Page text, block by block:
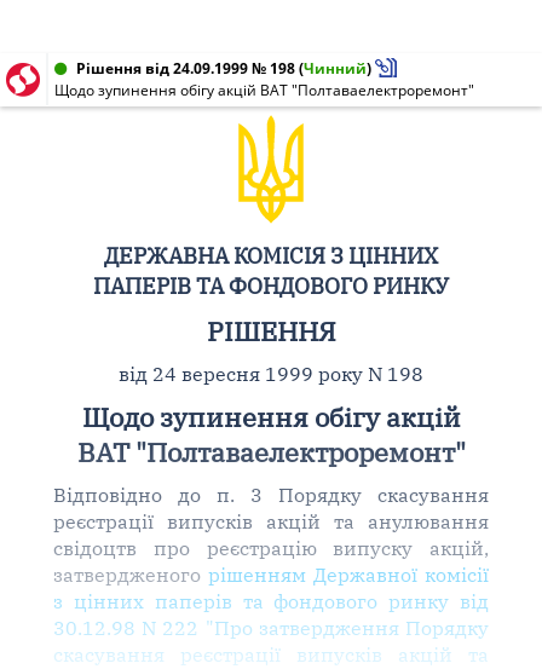
Рішення від 24.09.1999 № 198(Чинний)
Щодо зупинення обігу акцій ВАТ "Полтаваелектроремонт"
ДЕРЖАВНА КОМІСІЯ З ЦІННИХ
ПАПЕРІВ ТА ФОНДОВОГО РИНКУ
РІШЕННЯ
від 24 вересня 1999 року N 198
Щодо зупинення обігу акцій
ВАТ "Полтаваелектроремонт"
Відповідно до п. 3 Порядку скасування
реєстрації випусків акцій та анулювання
свідоцтв про реєстрацію випуску акцій,
затвердженого рішенням Державної комісії
з цінних паперів та фондового ринку від
30.12.98 N 222 "Про затвердження Порядку
скасування реєстрації випусків акцій та